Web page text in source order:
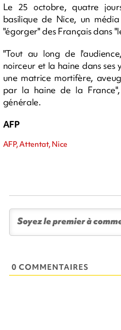
Le 25 octobre, quatre
basilique de Nice, un
"égorger" des Français dans
"Tout au long de
noirceur et la haine dans ses
une matrice mortifère,
par la haine de la
générale.
AFP
AFP, Attentat, Nice
0 COMMENTAIRES